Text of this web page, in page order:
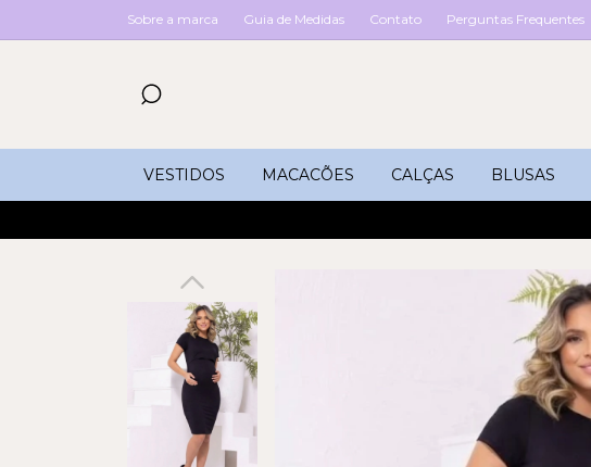
Sobre a marca Guia de Medidas Contato Perguntas Frequentes
VESTIDOS MACACÕES CALÇAS BLUSAS